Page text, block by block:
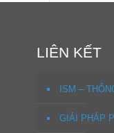
LIÊN KẾT
ISM –
GIẢI PHÁP